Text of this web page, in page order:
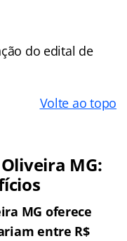
do edital de
Volte ao topo
MG:
MG oferece
entre R$